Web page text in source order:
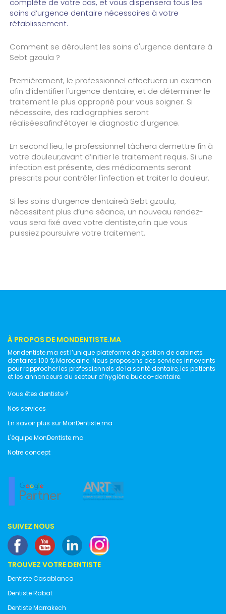
complète de votre cas, et vous dispensera tous les
soins d’urgence dentaire nécessaires à votre
rétablissement.
Comment se déroulent les soins d'urgence dentaire à
Sebt gzoula ?
Premièrement, le professionnel effectuera un examen
afin d’identifier l'urgence dentaire, et de déterminer le
traitement le plus approprié pour vous soigner. Si
nécessaire, des radiographies seront
réaliséesafind’étayer le diagnostic d'urgence.
En second lieu, le professionnel tâchera demettre fin à
votre douleur,avant d’initier le traitement requis. Si une
infection est présente, des médicaments seront
prescrits pour contrôler l'infection et traiter la douleur.
Si les soins d’urgence dentaireà Sebt gzoula,
nécessitent plus d’une séance, un nouveau rendez-
vous sera fixé avec votre dentiste,afin que vous
puissiez poursuivre votre traitement.
À PROPOS DE MONDENTISTE.MA
Mondentiste.ma est l’unique plateforme de gestion de cabinets
dentaires 100 % Marocaine. Nous proposons des services innovants
pour rapprocher les professionnels de la santé dentaire, les patients
et les annonceurs du secteur d’hygiène bucco-dentaire.
Vous êtes dentiste ?
Nos services
En savoir plus sur MonDentiste.ma
L'équipe MonDentiste.ma
Notre concept
SUIVEZ NOUS
TROUVEZ VOTRE DENTISTE
Dentiste Casablanca
Dentiste Rabat
Dentiste Marrakech